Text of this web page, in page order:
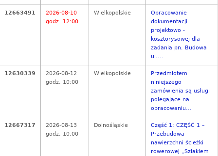
12663491
2026-08-10
godz. 12:00
Wielkopolskie
Opracowanie
dokumentacji
projektowo -
kosztorysowej dla
zadania pn. Budowa
ul....
12630339
2026-08-12
godz. 10:00
Wielkopolskie
Przedmiotem
niniejszego
zamówienia są usługi
polegające na
opracowaniu...
12667317
2026-08-13
godz. 10:00
Dolnośląskie
Część 1: CZĘŚĆ 1 –
Przebudowa
nawierzchni ścieżki
rowerowej „Szlakiem